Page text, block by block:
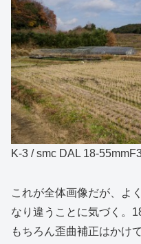
K-3 / smc DAL 18-
これが全体画像だが、よ
なり違うことに気づく。
もちろん歪曲補正はかけ